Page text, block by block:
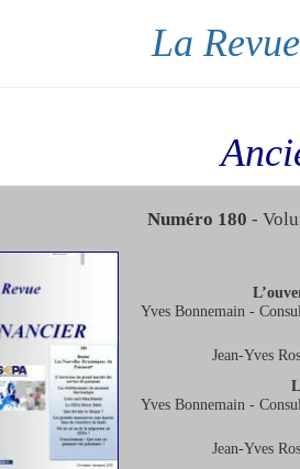
La
Numéro 180 -
Yves Bonnemain -
Jean-Yves
Yves Bonnemain -
Jean-Yves